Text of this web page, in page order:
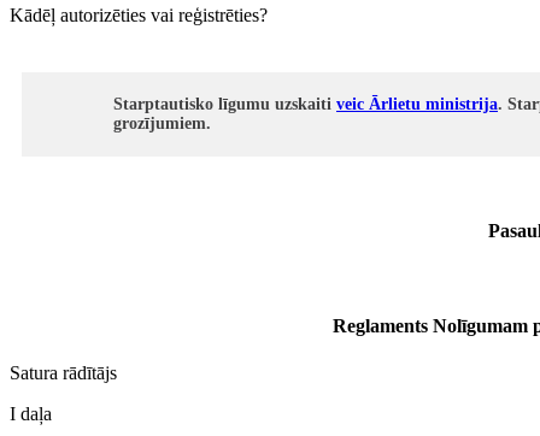
Kādēļ autorizēties vai reģistrēties?
Starptautisko līgumu uzskaiti veic Ārlietu ministrija.
grozījumiem.
Reglaments Nolīgumam
Satura rādītājs
I daļa